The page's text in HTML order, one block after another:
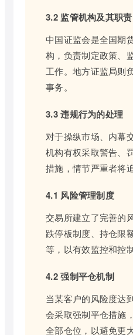
3.2 监管机构及其职责
中国证监会是全国期
构，负责制定政策、
工作。地方证监局则
事务。
3.3 违规行为的处理
对于操纵市场、内幕
机构有权采取警告、
措施，情节严重者将
4.1 风险管理制度
交易所建立了完善的
跌停板制度、持仓限
等，以有效监控和控
4.2 强制平仓机制
当某客户的风险度达
会采取强制平仓措施
全部仓位，以避免更